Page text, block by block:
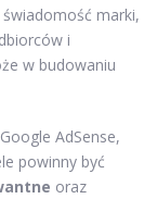
świadomość marki,
i
w budowaniu
AdSense,
powinny być
oraz